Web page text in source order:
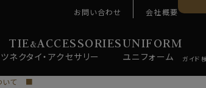
TIE&ACCESSORIES
ネクタイ・ アクセサリー
UNIFORM
ユニ フォーム
お問い合わせ 会社概要
いて ■